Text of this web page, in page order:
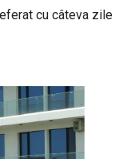
cu câteva zile